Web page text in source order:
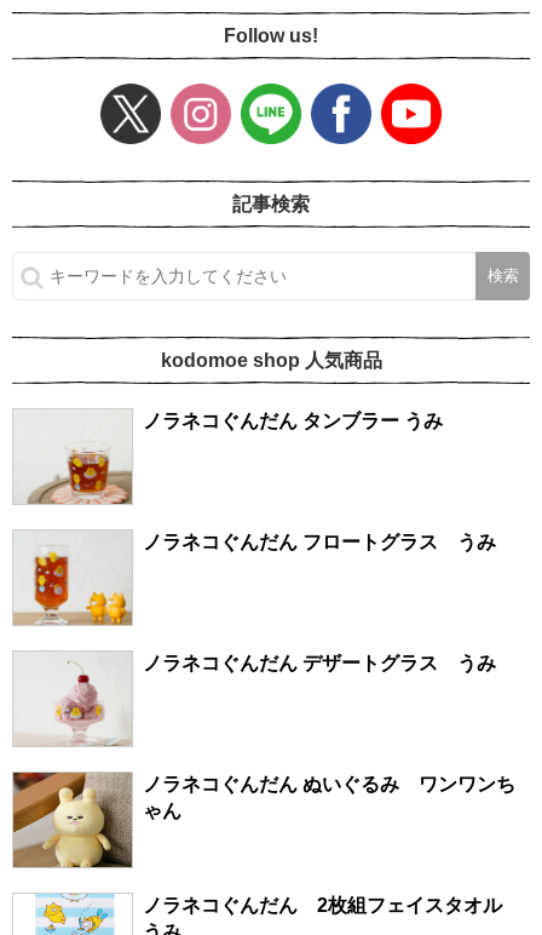
Follow us!
記事検索
kodomoe shop 人気商品
ノラネコぐんだん タンブラー うみ
ノラネコぐんだん フロートグラス うみ
ノラネコぐんだん デザートグラス うみ
ノラネコぐんだん ぬいぐるみ ワンワンち
ゃん
ノラネコぐんだん 2枚組フェイスタオル